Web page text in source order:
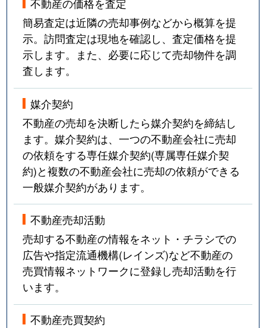
不動産の価格を査定
簡易査定は近隣の売却事例などから概算を提
示。訪問査定は現地を確認し、査定価格を提
示します。また、必要に応じて売却物件を調
査します。
媒介契約
不動産の売却を決断したら媒介契約を締結し
ます。媒介契約は、一つの不動産会社に売却
の依頼をする専任媒介契約(専属専任媒介契
約)と複数の不動産会社に売却の依頼ができる
一般媒介契約があります。
不動産売却活動
売却する不動産の情報をネット・チラシでの
広告や指定流通機構(レインズ)など不動産の
売買情報ネットワークに登録し売却活動を行
います。
不動産売買契約